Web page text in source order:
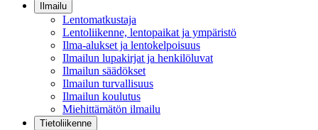
Ilmailu
Lentomatkustaja
Lentoliikenne, lentopaikat ja ympäristö
Ilma-alukset ja lentokelpoisuus
Ilmailun lupakirjat ja henkilöluvat
Ilmailun säädökset
Ilmailun turvallisuus
Ilmailun koulutus
Miehittämätön ilmailu
Tietoliikenne